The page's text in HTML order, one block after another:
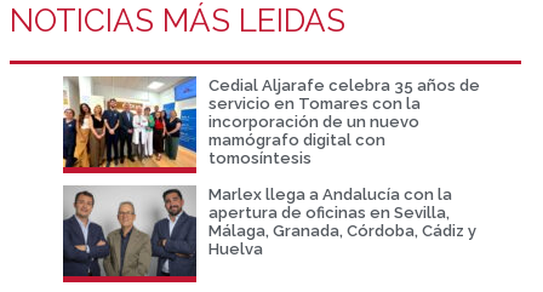
NOTICIAS MÁS LEIDAS
Cedial Aljarafe celebra 35 años de
servicio en Tomares con la
incorporación de un nuevo
mamógrafo digital con
tomosíntesis
Marlex llega a Andalucía con la
apertura de oficinas en Sevilla,
Málaga, Granada, Córdoba, Cádiz y
Huelva